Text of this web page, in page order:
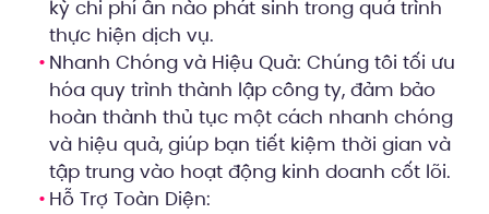
kỳ chi phí ẩn nào phát sinh trong quá trình
thực hiện dịch vụ.
Nhanh Chóng và Hiệu Quả: Chúng tôi tối ưu
hóa quy trình thành lập công ty, đảm bảo
hoàn thành thủ tục một cách nhanh chóng
và hiệu quả, giúp bạn tiết kiệm thời gian và
tập trung vào hoạt động kinh doanh cốt lõi.
Hỗ Trợ Toàn Diện: